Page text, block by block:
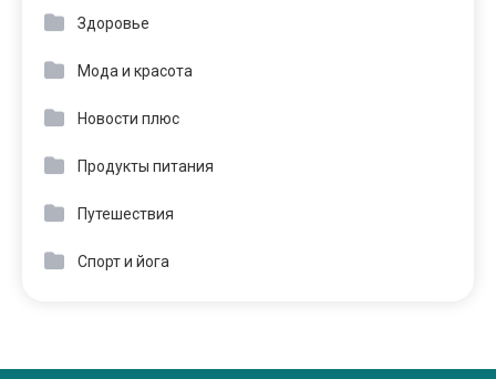
Здоровье
Мода и красота
Новости плюс
Продукты питания
Путешествия
Спорт и йога